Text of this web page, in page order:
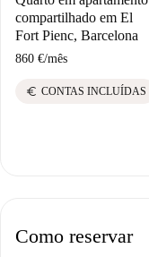
compartilhado em El
Fort Pienc, Barcelona
860 €/mês
euro CONTAS INCLUÍDAS
Como reservar